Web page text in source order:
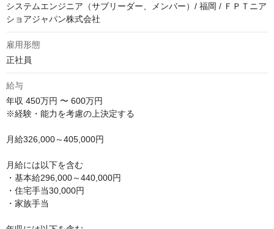
システムエンジニア（サブリーダー、メンバー）/ 福岡 / ＦＰＴニア
ショアジャパン株式会社
雇用形態
正社員
給与
年収 450万円 〜 600万円
※経験・能力を考慮の上決定する
月給326,000～405,000円
月給には以下を含む
・基本給296,000～440,000円
・住宅手当30,000円
・家族手当